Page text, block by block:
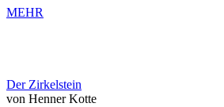
MEHR
Der Zirkelstein
von Henner Kotte